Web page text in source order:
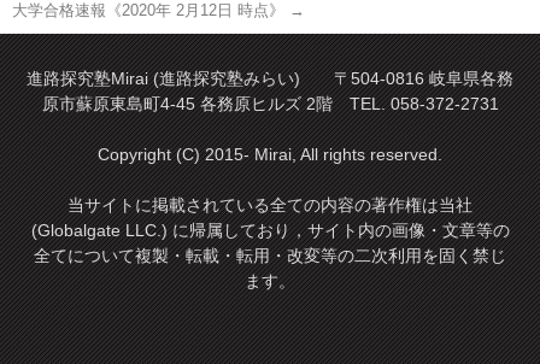
大学合格速報《2020年 2月12日 時点》
→
進路探究塾Mirai (進路探究塾みらい) 〒504-0816 岐阜県各務
原市蘇原東島町4-45 各務原ヒルズ 2階 TEL. 058-372-2731
Copyright (C) 2015- Mirai, All rights reserved.
当サイトに掲載されている全ての内容の著作権は当社
(Globalgate LLC.) に帰属しており，サイト内の画像・文章等の
全てについて複製・転載・転用・改変等の二次利用を固く禁じ
ます。